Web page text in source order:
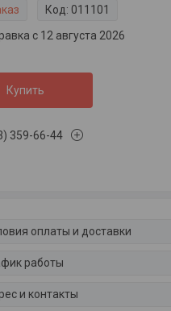
Код: 011101
с 12 августа 2026
Купить
359-66-44
оплаты и доставки
работы
и контакты